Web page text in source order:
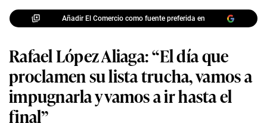
Añadir El Comercio como fuente preferida en
Rafael López Aliaga: “El día que
proclamen su lista trucha, vamos a
impugnarla y vamos a ir hasta el
final”